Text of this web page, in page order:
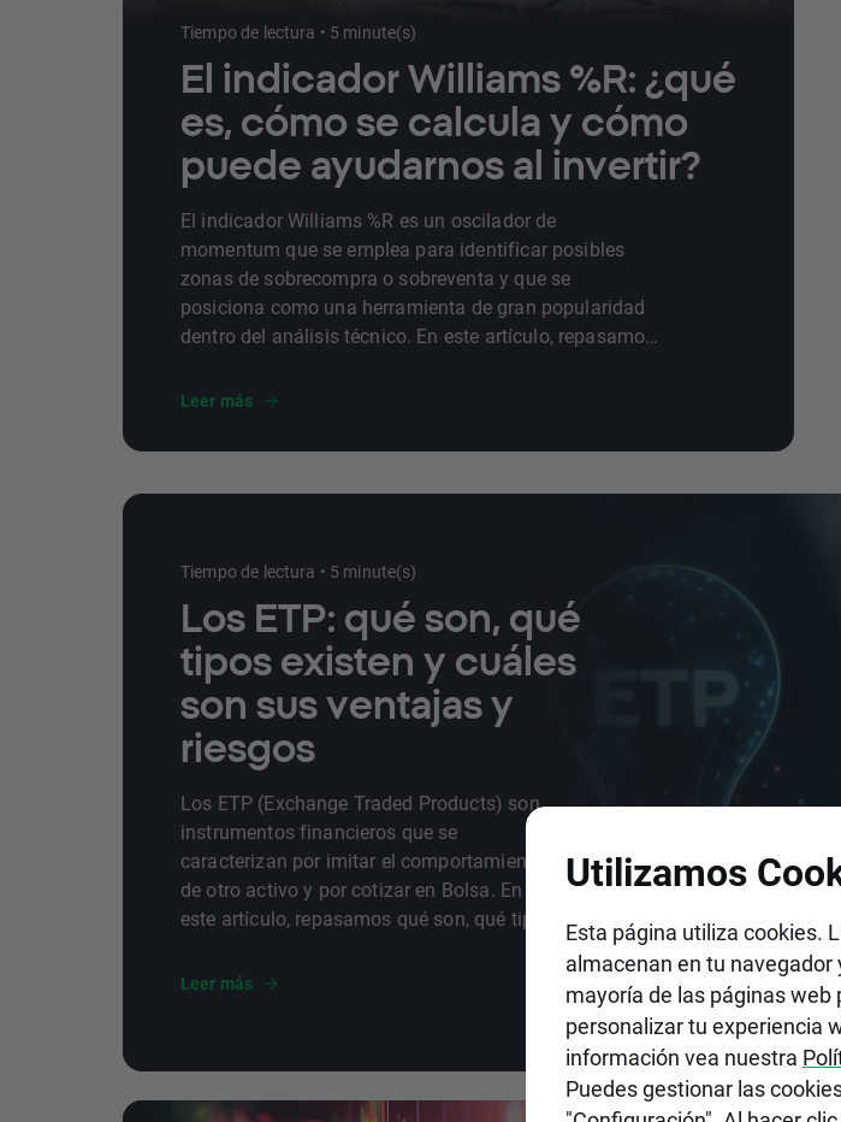
Tiempo de lectura • 5 minute(s)
El indicador Williams %R: ¿qué
es, cómo se calcula y cómo
puede ayudarnos al invertir?
El indicador Williams %R es un oscilador de
momentum que se emplea para identificar posibles
zonas de sobrecompra o sobreventa y que se
posiciona como una herramienta de gran popularidad
dentro del análisis técnico. En este artículo, repasamos
Leer más
Tiempo de lectura • 5 minute(s)
Los ETP: qué son, qué
tipos existen y cuáles
son sus ventajas y
riesgos
Los ETP (Exchange Traded Products) son
instrumentos financieros que se
caracterizan por imitar el comportamiento
de otro activo y por cotizar en Bolsa. En
este artículo, repasamos qué son, qué tipos
desventajas.
Leer más
Utilizamos
Esta página utiliza cookies.
almacenan en tu navegador
mayoría de las páginas web
personalizar tu experiencia
información vea nuestra
Puedes gestionar las